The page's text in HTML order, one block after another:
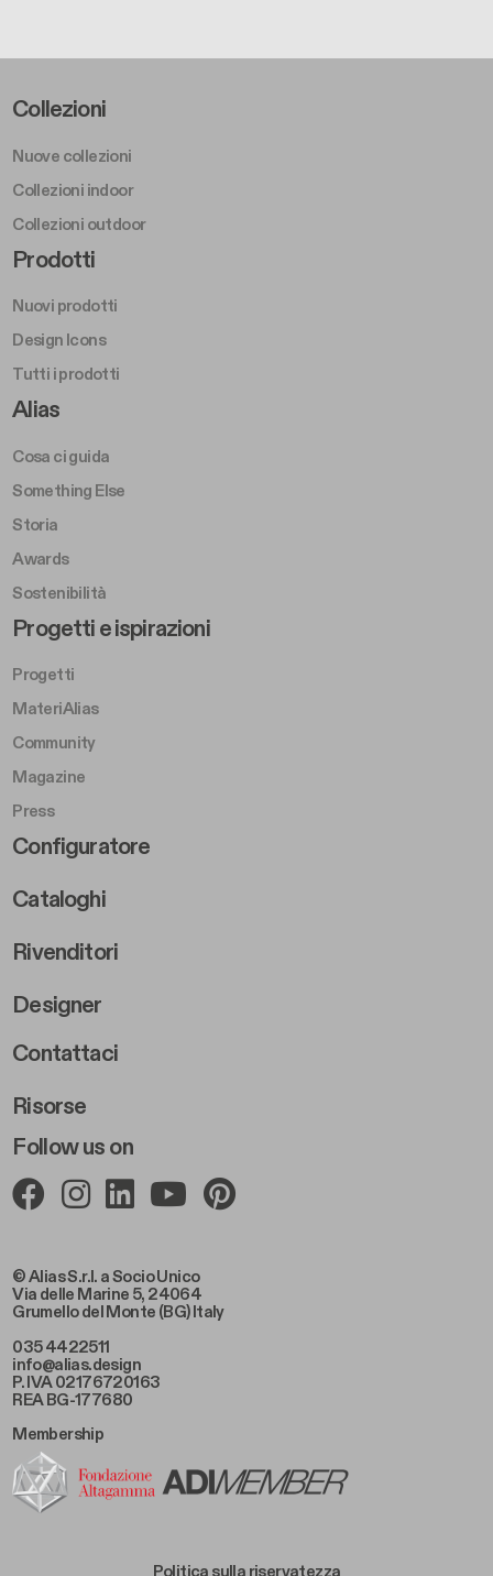
© Alias S.r.l. a Socio Unico
Via delle Marine 5, 24064
Grumello del Monte (BG) Italy
035 4422511
info@alias.design
P. IVA 02176720163
REA BG-177680
Footer Left Middle A
Collezioni
Nuove collezioni
Collezioni indoor
Collezioni outdoor
Footer Right Middle A
Prodotti
Nuovi prodotti
Design Icons
Tutti i prodotti
Footer Right A
Alias
Cosa ci guida
Something Else
Storia
Awards
Sostenibilità
Follow us on
Footer Left Middle B
Progetti e ispirazioni
Progetti
MateriAlias
Community
Magazine
Press
Footer Right Middle B
Configuratore
Cataloghi
Rivenditori
Designer
Footer Right 2
Contattaci
Risorse
Membership
Politica sulla riservatezza